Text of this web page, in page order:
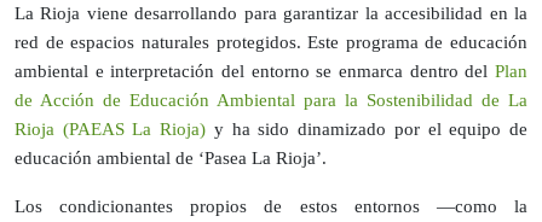
La Rioja viene desarrollando para garantizar la accesibilidad en la
red de espacios naturales protegidos. Este programa de educación
ambiental e interpretación del entorno se enmarca dentro del Plan
de Acción de Educación Ambiental para la Sostenibilidad de La
Rioja (PAEAS La Rioja) y ha sido dinamizado por el equipo de
educación ambiental de ‘Pasea La Rioja’.
Los condicionantes propios de estos entornos —como la